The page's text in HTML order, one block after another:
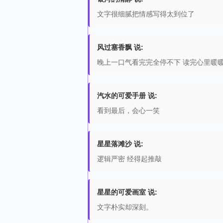
文字很细腻把情感写得太到位了
风过塞香飘 说:
晚上一口气看完完全停不下 读完心里暖
汽水的可爱手册 说:
看到最后，会心一笑
星星落滩沙 说:
逻辑严密 经得起推敲
星星的可爱画室 说:
文字朴实却深刻。